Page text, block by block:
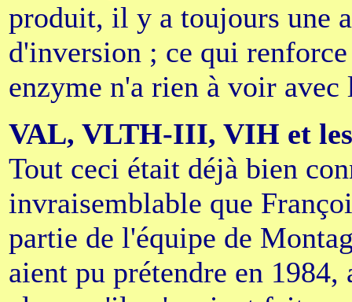
produit, il y a toujours une
d'inversion ; ce qui
enzyme n'a rien à voir
VAL, VLTH-III, VIH et
Tout ceci était déjà bien
invraisemblable que
partie de l'équipe de
aient pu prétendre en